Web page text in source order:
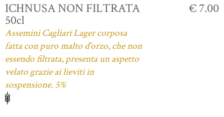
ICHNUSA NON FILTRATA
50cl
Assemini Cagliari Lager corposa
fatta con puro malto d'orzo, che non
essendo filtrata, presenta un aspetto
velato grazie ai lieviti in
sospensione. 5%
€ 7.00